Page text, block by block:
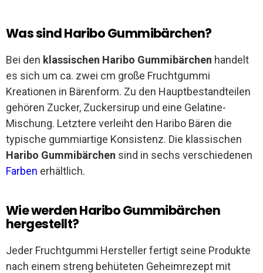
Was sind Haribo Gummibärchen?
Bei den klassischen Haribo Gummibärchen handelt
es sich um ca. zwei cm große Fruchtgummi
Kreationen in Bärenform. Zu den Hauptbestandteilen
gehören Zucker, Zuckersirup und eine Gelatine-
Mischung. Letztere verleiht den Haribo Bären die
typische gummiartige Konsistenz. Die klassischen
Haribo Gummibärchen sind in sechs verschiedenen
Farben erhältlich.
Wie werden Haribo Gummibärchen
hergestellt?
Jeder Fruchtgummi Hersteller fertigt seine Produkte
nach einem streng behüteten Geheimrezept mit